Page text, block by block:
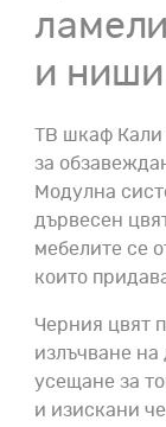
и ниши
ТВ шкаф Кали
за
Модулна
дървесен
мебелите се
които
Черния цвят
излъчване на
усещане за
и изискани